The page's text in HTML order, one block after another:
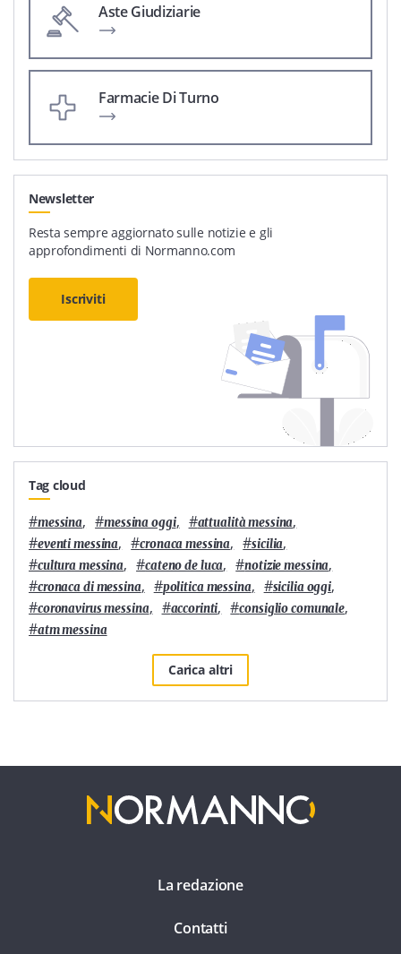
Aste Giudiziarie
Farmacie Di Turno
Newsletter
Resta sempre aggiornato sulle notizie e gli
approfondimenti di Normanno.com
Iscriviti
Tag cloud
#messina, #messina oggi, #attualità messina,
#eventi messina, #cronaca messina, #sicilia,
#cultura messina, #cateno de luca, #notizie messina,
#cronaca di messina, #politica messina, #sicilia oggi,
#coronavirus messina, #accorinti, #consiglio comunale,
#atm messina
Carica altri
La redazione
Contatti